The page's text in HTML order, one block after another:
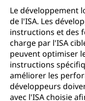
Le développement
de l'ISA. Les
instructions et des
charge par l'ISA
peuvent optimiser
instructions
améliorer les
développeurs
avec l'ISA choisie